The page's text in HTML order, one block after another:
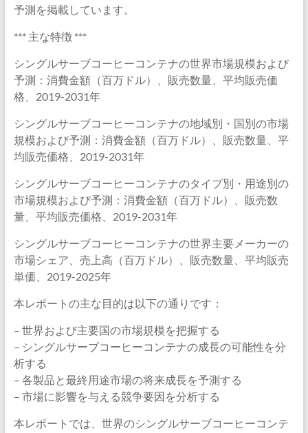
予測を掲載しています。
*** 主な特徴 ***
シングルサーブコーヒーコンテナの世界市場規模および
予測：消費金額（百万ドル）、販売数量、平均販売価
格、2019-2031年
シングルサーブコーヒーコンテナの地域別・国別の市場
規模および予測：消費金額（百万ドル）、販売数量、平
均販売価格、2019-2031年
シングルサーブコーヒーコンテナのタイプ別・用途別の
市場規模および予測：消費金額（百万ドル）、販売数
量、平均販売価格、2019-2031年
シングルサーブコーヒーコンテナの世界主要メーカーの
市場シェア、売上高（百万ドル）、販売数量、平均販売
単価、2019-2025年
本レポートの主な目的は以下の通りです：
– 世界および主要国の市場規模を把握する
– シングルサーブコーヒーコンテナの成長の可能性を分
析する
– 各製品と最終用途市場の将来成長を予測する
– 市場に影響を与える競争要因を分析する
本レポートでは、世界のシングルサーブコーヒーコンテ